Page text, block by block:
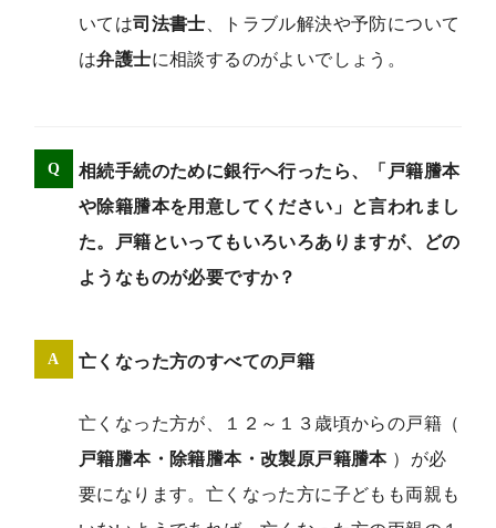
いては司法書士 、トラブル解決や予防について
は弁護士に相談するのがよいでしょう。
相続手続のために銀行へ行ったら、「戸籍謄本
や除籍謄本を用意してください」と言われまし
た。戸籍といってもいろいろありますが、どの
ようなものが必要ですか？
亡くなった方のすべての戸籍
亡くなった方が、１２～１３歳頃からの戸籍（
戸籍謄本・除籍謄本・改製原戸籍謄本 ）が必
要になります。亡くなった方に子どもも両親も